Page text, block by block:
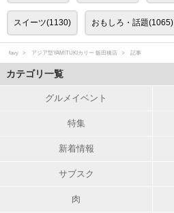
スイーツ(1130) おもしろ・話題(1065)
favy アジア型YAMITUKIカリー 飯田橋店 記事
カテゴリ一覧
グルメイベント
特集
新着情報
サブスク
肉